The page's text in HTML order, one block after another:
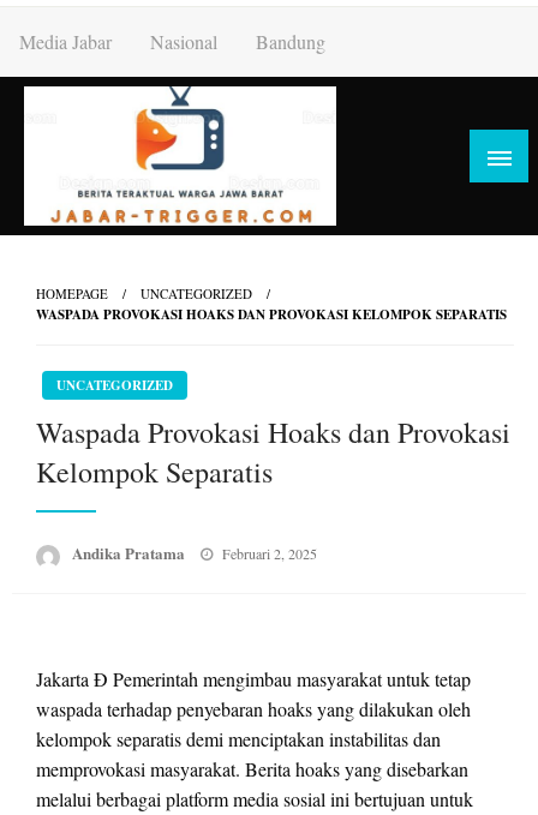
content
Media Jabar Nasional Bandung
HOMEPAGE UNCATEGORIZED
WASPADA PROVOKASI HOAKS DAN PROVOKASI KELOMPOK SEPARATIS
UNCATEGORIZED
Waspada Provokasi Hoaks dan Provokasi
Kelompok Separatis
Andika Pratama
Posted
Februari 2, 2025
Jakarta Đ Pemerintah mengimbau masyarakat untuk tetap
waspada terhadap penyebaran hoaks yang dilakukan oleh
kelompok separatis demi menciptakan instabilitas dan
memprovokasi masyarakat. Berita hoaks yang disebarkan
melalui berbagai platform media sosial ini bertujuan untuk